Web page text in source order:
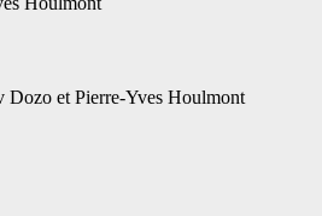
et Pierre-Yves Houlmont